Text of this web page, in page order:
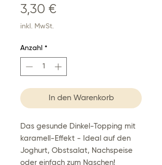
3,30 €Preis
inkl. MwSt.
Anzahl *
In den Warenkorb
Das gesunde Dinkel-Topping mit
karamell-Effekt - Ideal auf den
Joghurt, Obstsalat, Nachspeise
oder einfach zum Naschen!